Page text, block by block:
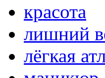
красота
лишний
лёгкая